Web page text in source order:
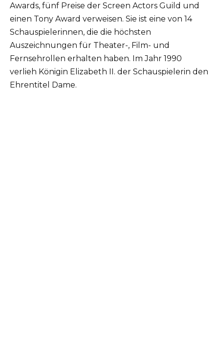
Awards, fünf Preise der Screen Actors Guild und
einen Tony Award verweisen. Sie ist eine von 14
Schauspielerinnen, die die höchsten
Auszeichnungen für Theater-, Film- und
Fernsehrollen erhalten haben. Im Jahr 1990
verlieh Königin Elizabeth II. der Schauspielerin den
Ehrentitel Dame.